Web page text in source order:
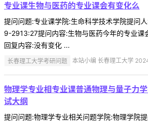
专业课生物与医药的专业课会有变化么
提问问题:专业课学院:生命科学技术学院提问
9-2913:27提问内容:生物与医药今年的专业课
回复内容:没有变化 ...
长春理工大学考研问题 本站小编 长春理工大学
物理学专业相专业课普通物理与量子力
试大纲
提问问题:物理学专业相关问题学院:物理学院